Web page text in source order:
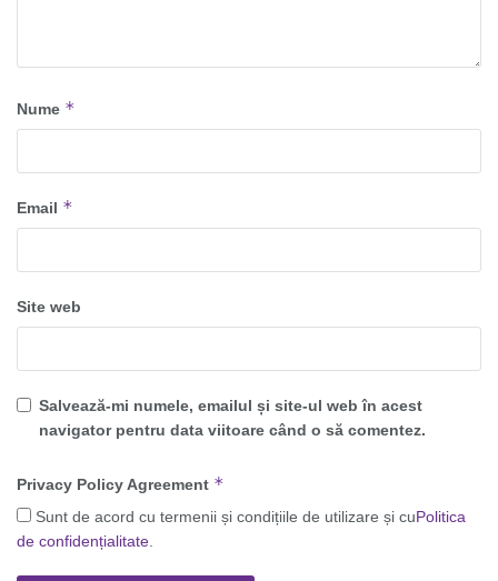
Nume *
Email *
Site web
Salvează-mi numele, emailul și site-ul web în acest
navigator pentru data viitoare când o să comentez.
Privacy Policy Agreement *
Sunt de acord cu termenii și condițiile de utilizare și cuPolitica
de confidențialitate